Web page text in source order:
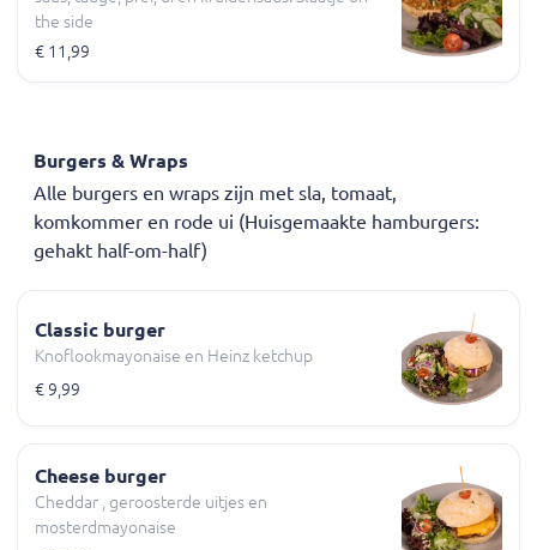
the side
€ 11,99
Burgers & Wraps
Alle burgers en wraps zijn met sla, tomaat,
komkommer en rode ui (Huisgemaakte hamburgers:
gehakt half-om-half)
Classic burger
Knoflookmayonaise en Heinz ketchup
€ 9,99
Cheese burger
Cheddar , geroosterde uitjes en
mosterdmayonaise